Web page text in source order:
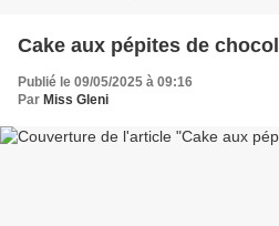
Cake aux pépites de
Publié le 09/05/2025 à 09:16
Par Miss Gleni